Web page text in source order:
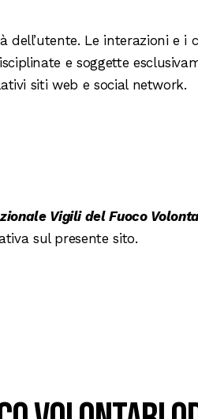
Le interazioni e
e soggette
siti web e social network.
Vigili del Fuoco
sul presente sito.